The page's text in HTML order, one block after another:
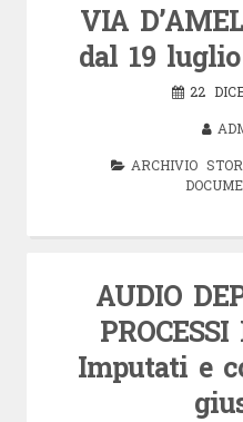
VIA
dal 19
22
ARCHIVIO
AUDIO
Imputati e